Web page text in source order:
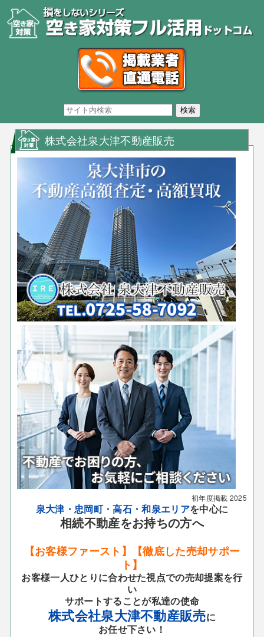
株式会社泉大津不動産販売
初年度掲載 2025
泉大津・忠岡町・高石・和泉エリアを中心に
相続不動産をお持ちの方へ
【お客様ファースト】【徹底した売却サポー
ト】
お客様一人ひとりに合わせた視点での売却提案を行
い
サポートすることが私達の使命
株式会社泉大津不動産販売に
お任せ下さい！